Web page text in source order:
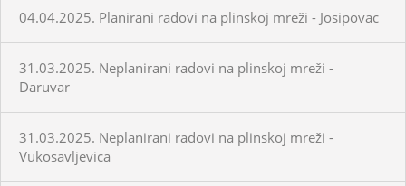
04.04.2025. Planirani radovi na plinskoj mreži - Josipovac
31.03.2025. Neplanirani radovi na plinskoj mreži -
Daruvar
31.03.2025. Neplanirani radovi na plinskoj mreži -
Vukosavljevica